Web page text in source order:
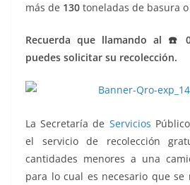
más de 130 toneladas de basura
Recuerda que llamando al ☎️
puedes solicitar su recolección.
La Secretaría de Servicios
el servicio de recolección
cantidades menores a una
para lo cual es necesario que